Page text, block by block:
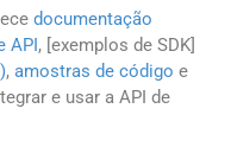
documentação
API, [exemplos de SDK]
, amostras de código e
e usar a API de